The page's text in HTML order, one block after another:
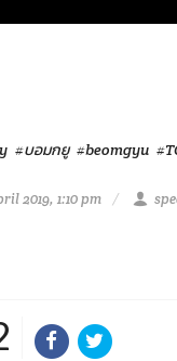
#บอมกยู #beomgyu
2019, 1:10 pm